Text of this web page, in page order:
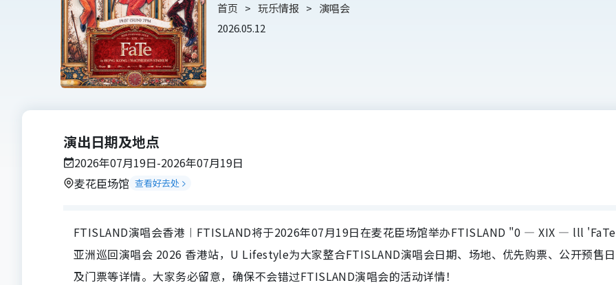
首页 玩乐情报
演唱会
2026.05.12
演出日期及地点
2026年07月19日-2026年07月19日
麦花臣场馆 查看好去处
FTISLAND演唱会香港︱FTISLAND将于2026年07月19日在麦花臣场馆举办FTISLAND "0 — XIX — lll
亚洲巡回演唱会 2026 香港站，U Lifestyle为大家整合FTISLAND演唱会日期、场地、优先购票、公开预售
及门票等详情。大家务必留意，确保不会错过FTISLAND演唱会的活动详情！